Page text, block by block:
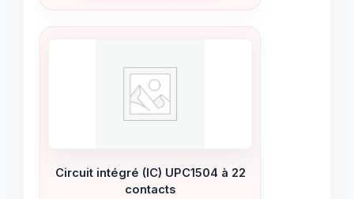
Circuit intégré (IC) UPC1504 à 22
contacts